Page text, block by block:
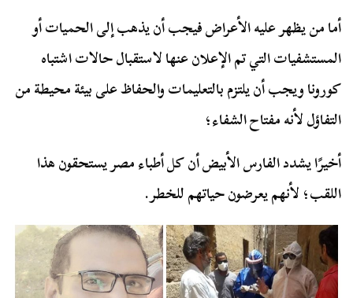
أما من يظهر عليه الأعراض فيجب أن يذهب إلى الحميات أو
المستشفيات التي تم الإعلان عنها لاستقبال حالات اشتباه
كورونا ويجب أن يلتزم بالتعليمات والحفاظ على بيئة محيطة من
التفاؤل لأنه مفتاح الشفاء؛
أخيرًا يشدد الفارس الأبيض أن كل أطباء مصر يستحقون هذا
اللقب؛ لأنهم يعرضون حياتهم للخطر.